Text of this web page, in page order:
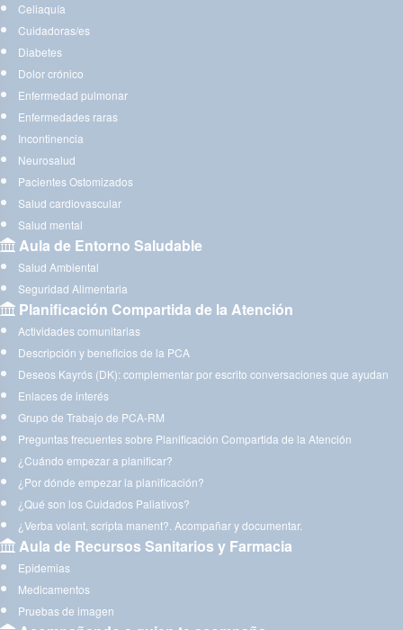
Celiaquía
Cuidadoras/es
Diabetes
Dolor crónico
Enfermedad pulmonar
Enfermedades raras
Incontinencia
Neurosalud
Pacientes Ostomizados
Salud cardiovascular
Salud mental
Aula de Entorno Saludable
Salud Ambiental
Seguridad Alimentaria
Planificación Compartida de la Atención
Actividades comunitarias
Descripción y beneficios de la PCA
Deseos Kayrós (DK): complementar por escrito conversaciones que ayudan
Enlaces de interés
Grupo de Trabajo de PCA-RM
Preguntas frecuentes sobre Planificación Compartida de la Atención
¿Cuándo empezar a planificar?
¿Por dónde empezar la planificación?
¿Qué son los Cuidados Paliativos?
¿Verba volant, scripta manent?. Acompañar y documentar.
Aula de Recursos Sanitarios y Farmacia
Epidemias
Medicamentos
Pruebas de imagen